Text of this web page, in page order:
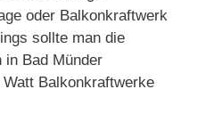
oder Balkonkraftwerk
sollte man die
in Bad Münder
Balkonkraftwerke